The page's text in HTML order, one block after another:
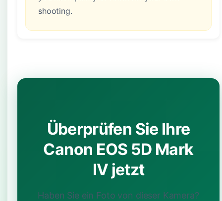
shooting.
Überprüfen Sie Ihre
Canon EOS 5D Mark
IV jetzt
Haben Sie ein Foto von dieser Kamera?